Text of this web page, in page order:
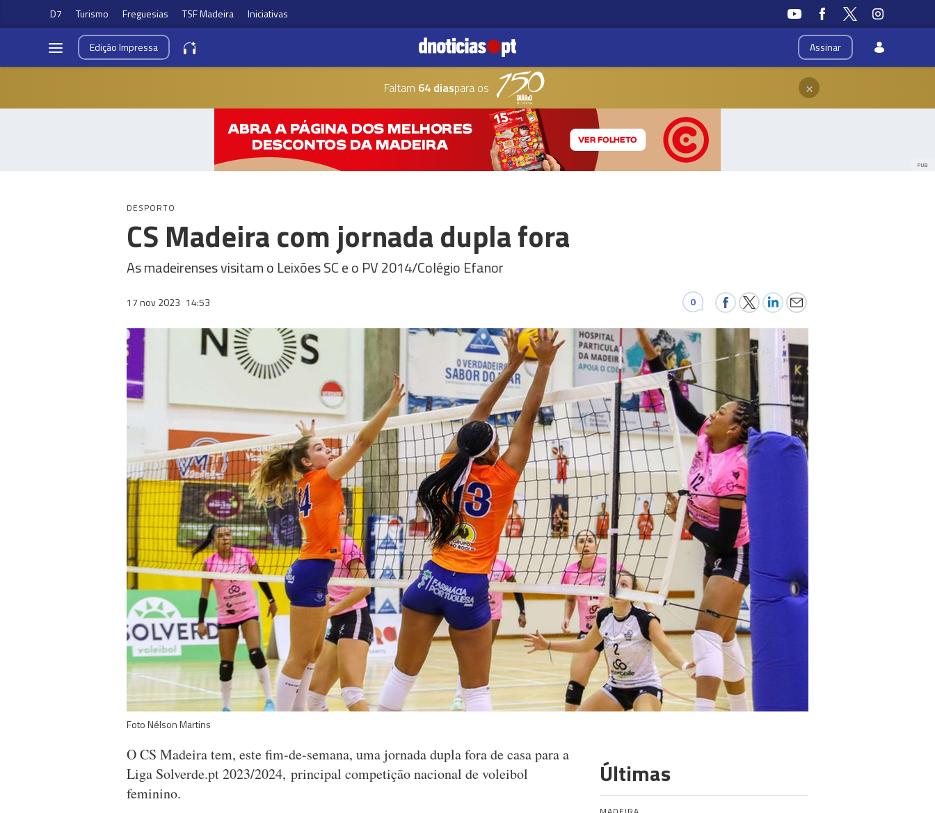
D7 Turismo Freguesias TSF Madeira Iniciativas
Assinar
EdiçãoImpressa
Faltam 64 diaspara os ×
PUB
DESPORTO
CS Madeira com jornada dupla fora
As madeirenses visitam o Leixões SC e o PV 2014/Colégio Efanor
17 nov 2023 14:53 0
Foto Nélson Martins
O CS Madeira tem, este fim-de-semana, uma jornada dupla fora de casa para a
Liga Solverde.pt 2023/2024, principal competição nacional de voleibol
feminino.
Últimas